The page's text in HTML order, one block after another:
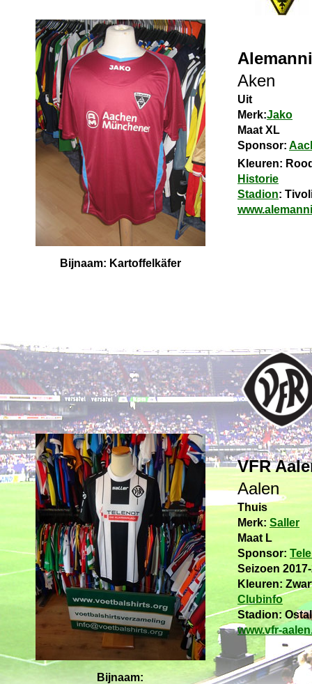
Aken
Uit
Merk:Jako
Maat XL
Sponsor:
Kleuren:
Historie
Stadion:
Bijnaam: Kartoffelkäfer
VFR
Aalen
Thuis
Merk: Saller
Maat L
Sponsor:
Seizoen
Kleuren:
Clubinfo
Stadion:
www.vfr-
Bijnaam: